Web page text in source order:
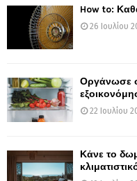
How to:
26 Ιουλίου
Οργάνωσε
22 Ιουλίου
Κάνε το